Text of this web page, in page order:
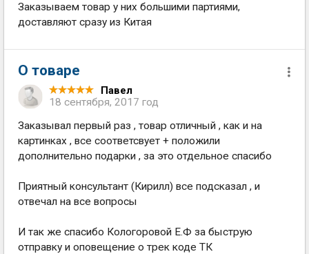
Заказываем товар у них большими партиями,
доставляют сразу из Китая
О товаре
Павел
18 сентября, 2017 год
Заказывал первый раз , товар отличный , как и на
картинках , все соответсвует + положили
дополнительно подарки , за это отдельное спасибо
Приятный консультант (Кирилл) все подсказал , и
отвечал на все вопросы
И так же спасибо Кологоровой Е.Ф за быструю
отправку и оповещение о трек коде ТК